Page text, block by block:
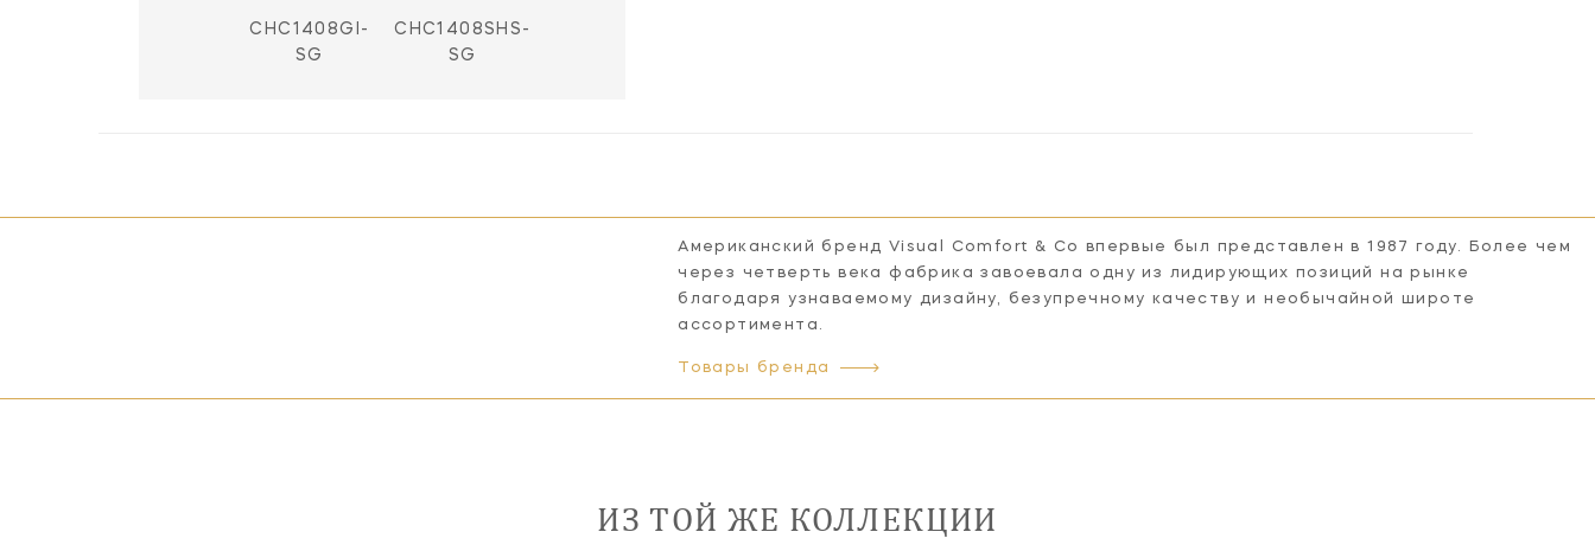
CHC1408GI-
SG
CHC1408SHS-
SG
Американский бренд Visual Comfort & Co впервые был представлен в 1987 году. Более чем
через четверть века фабрика завоевала одну из лидирующих позиций на рынке
благодаря узнаваемому дизайну, безупречному качеству и необычайной широте
ассортимента.
Товары бренда
ИЗ ТОЙ ЖЕ КОЛЛЕКЦИИ